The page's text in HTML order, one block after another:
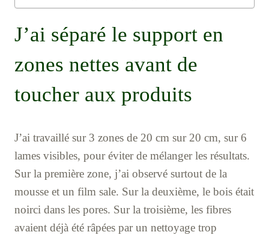
J’ai séparé le support en
zones nettes avant de
toucher aux produits
J’ai travaillé sur 3 zones de 20 cm sur 20 cm, sur 6
lames visibles, pour éviter de mélanger les résultats.
Sur la première zone, j’ai observé surtout de la
mousse et un film sale. Sur la deuxième, le bois était
noirci dans les pores. Sur la troisième, les fibres
avaient déjà été râpées par un nettoyage trop